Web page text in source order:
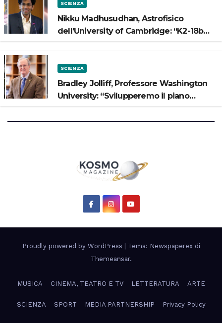
SCIENZA
Nikku Madhusudhan, Astrofisico
dell’University of Cambridge: “K2-18b
SCIENZA
Bradley Jolliff, Professore Washington
University: “Svilupperemo il piano
Proudly powered by WordPress
Tema: Newspaperex di
Themeansar.
MUSICA CINEMA, TEATRO E TV LETTERATURA ARTE
SCIENZA SPORT MEDIA PARTNERSHIP Privacy Policy